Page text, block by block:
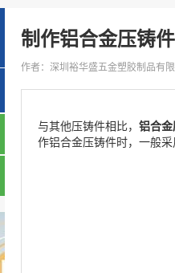
制作铝合金压铸
作者：深圳裕华盛五金塑胶制品有
与其他压铸件相比， 铝合
作铝合金压铸件时，一般